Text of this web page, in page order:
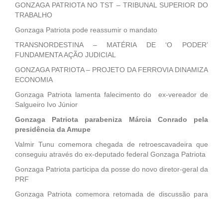
GONZAGA PATRIOTA NO TST – TRIBUNAL SUPERIOR DO
TRABALHO
Gonzaga Patriota pode reassumir o mandato
TRANSNORDESTINA – MATÉRIA DE ‘O PODER’
FUNDAMENTA AÇÃO JUDICIAL
GONZAGA PATRIOTA – PROJETO DA FERROVIA DINAMIZA
ECONOMIA
Gonzaga Patriota lamenta falecimento do ex-vereador de
Salgueiro Ivo Júnior
Gonzaga Patriota parabeniza Márcia Conrado pela
presidência da Amupe
Valmir Tunu comemora chegada de retroescavadeira que
conseguiu através do ex-deputado federal Gonzaga Patriota
Gonzaga Patriota participa da posse do novo diretor-geral da
PRF
Gonzaga Patriota comemora retomada de discussão para